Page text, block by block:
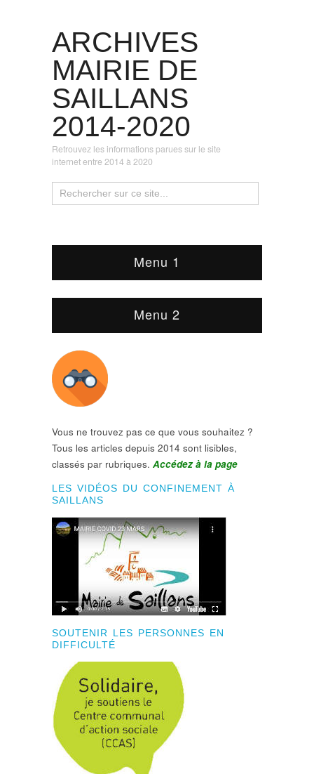
ARCHIVES
MAIRIE DE
SAILLANS
2014-2020
Retrouvez les informations parues sur le site
internet entre 2014 à 2020
Menu 1
Menu 2
Vous ne trouvez pas ce que vous souhaitez ?
Tous les articles depuis 2014 sont lisibles,
classés par rubriques. Accédez à la page
LES VIDÉOS DU CONFINEMENT À
SAILLANS
SOUTENIR LES PERSONNES EN
DIFFICULTÉ